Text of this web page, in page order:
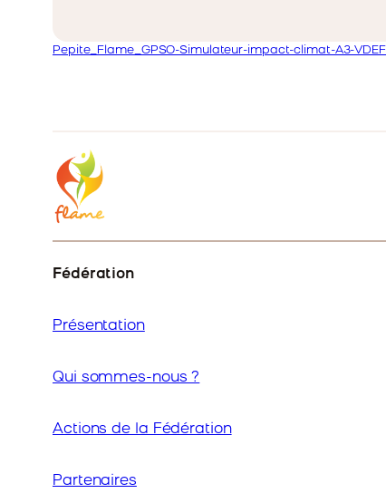
Pepite_Flame_GPSO-Simulateur-impact-climat-A3-VDEF
Fédération
Présentation
Qui sommes-nous ?
Actions de la Fédération
Partenaires